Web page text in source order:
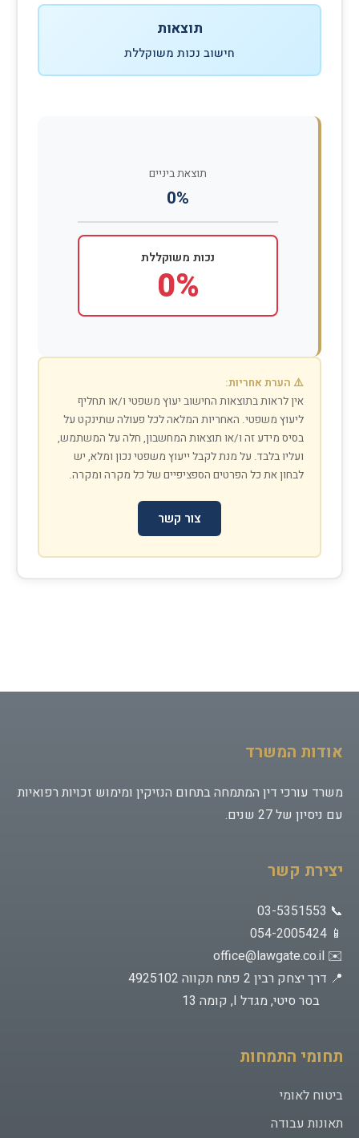
תוצאות
חישוב נכות משוקללת
תוצאת ביניים
0%
נכות משוקללת
0%
⚠️ הערת אחריות:
אין לראות בתוצאות החישוב יעוץ משפטי ו/או תחליף
ליעוץ משפטי. האחריות המלאה לכל פעולה שתינקט על
בסיס מידע זה ו/או תוצאות המחשבון, חלה על המשתמש,
ועליו בלבד. על מנת לקבל ייעוץ משפטי נכון ומלא, יש
לבחון את כל הפרטים הספציפיים של כל מקרה ומקרה.
צור קשר
אודות המשרד
משרד עורכי דין המתמחה בתחום הנזיקין ומימוש זכויות רפואיות
עם ניסיון של 27 שנים.
יצירת קשר
📞 03-5351553
📱 054-2005424
✉️
office@lawgate.co.il
📍 דרך יצחק רבין 2 פתח תקווה 4925102
בסר סיטי, מגדל I, קומה 13
תחומי התמחות
ביטוח לאומי
תאונות עבודה